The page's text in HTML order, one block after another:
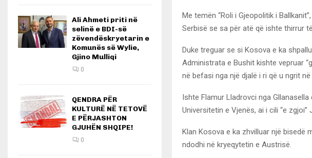
Me temën “Roli i Gjeopolitik i
Serbisë se sa për atë që ishte thirrur
Duke treguar se si Kosova e ka
Administrata e Bushit kishte vepruar
në befasi nga një djalë i ri që u ngrit
Ishte Flamur Lladrovci nga
Universitetin e Vjenës, ai i cili “e zgjoi”
Klan Kosova e ka zhvilluar një bisedë
ndodhi në kryeqytetin e Austrisë.
Ali Ahmeti priti në
selinë e BDI-së
zëvendëskryetarin e
Komunës së Wylie,
Gjino Mulliqi
0
QENDRA PËR
KULTURË NË TETOVË
E PËRJASHTON
GJUHËN SHQIPE!
0